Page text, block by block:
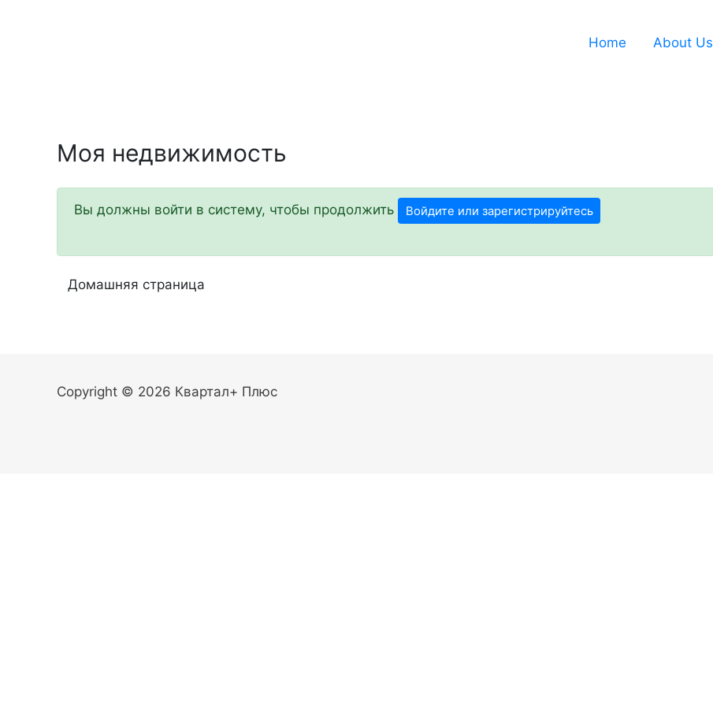
Home About Us
Моя недвижимость
Вы должны войти в систему, чтобы продолжить Войдите или зарегистрируйтесь
Домашняя страница
Copyright © 2026 Квартал+ Плюс